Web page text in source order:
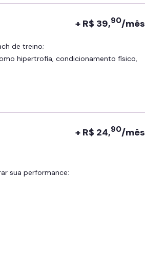
+ R$ 39,90/mês
de treino;
hipertrofia, condicionamento físico,
+ R$ 24,90/mês
sua performance: